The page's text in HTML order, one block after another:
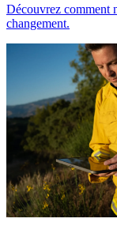
Découvrez comment
changement.